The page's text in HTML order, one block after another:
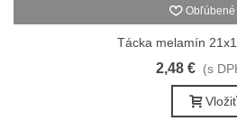
Obľúbené
Tácka melamín
2,48 € (s